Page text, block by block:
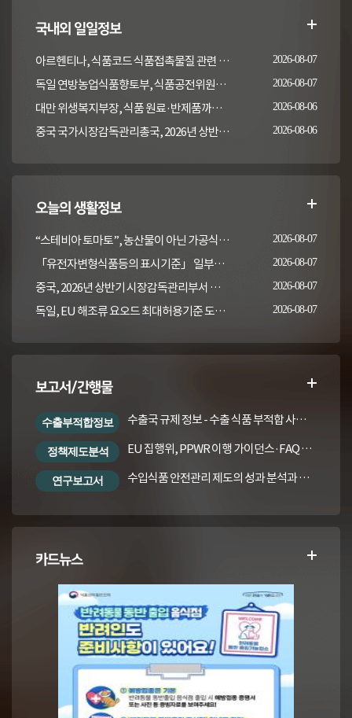
국내외 일일정보
아르헨티나, 식품코드 식품접촉물질 관련 일부 조항 개정 2026-08-07
독일 연방농업식품향토부, 식품공전위원회의 갑각류 및 연체류 지침 개정 채택 고시 2026-08-07
대만 위생복지부장, 식품 원료·반제품까지 이상 통보 의무 확대 추진 2026-08-06
중국 국가시장감독관리총국, 2026년 상반기 시장감독관리부서 식품안전 감독 샘플검사 현황 통보 2026-08-06
오늘의 생활정보
“스테비아 토마토”, 농산물이 아닌 가공식품입니다 2026-08-07
「유전자변형식품등의 표시기준」 일부개정고시(안) 행정예고(식품의약품안전처 공고 제2026-389호, 2026. 8. 5.) 2026-08-07
중국, 2026년 상반기 시장감독관리부서 식품안전 감독 샘플검사 현황 통보 2026-08-07
독일, EU 해조류 요오드 최대허용기준 도입안 평가... 요오드 함량 표시 및 경고문 권고 2026-08-07
보고서/간행물
수출부적합정보 수출국 규제 정보 - 수출 식품 부적합 사례 및 관련 기준·규격('26년 1분기)
정책제도분석 EU 집행위, PPWR 이행 가이던스·FAQ 번역본
연구보고서 수입식품 안전관리 제도의 성과 분석과 수입식품법령의 재정비 방안
카드뉴스